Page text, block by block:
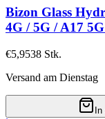
Bizon Glass
4G / 5G / A17
€5,9538 Stk.
Versand am Dienstag